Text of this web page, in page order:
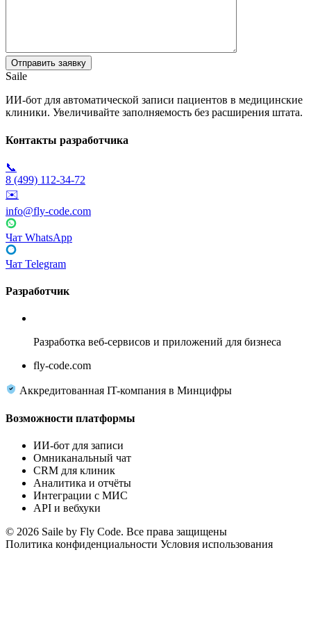
Saile
ИИ-бот для автоматической записи пациентов в медицинские
клиники. Увеличивайте заполняемость без расширения штата.
Контакты разработчика
📞
8 (499) 112-34-72
✉️
info@fly-code.com
Чат WhatsApp
Чат Telegram
Разработчик
Разработка веб-сервисов и приложений для бизнеса
fly-code.com
Аккредитованная IT-компания в Минцифры
Возможности платформы
ИИ-бот для записи
Омниканальный чат
CRM для клиник
Аналитика и отчёты
Интеграции с МИС
API и вебхуки
© 2026 Saile by Fly Code. Все права защищены
Политика конфиденциальности Условия использования